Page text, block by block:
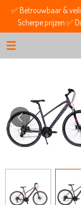
Ga
direct
naar
de
hoofdinhoud
✅ Betrouwbaar &
Scherpe prijzen ✅